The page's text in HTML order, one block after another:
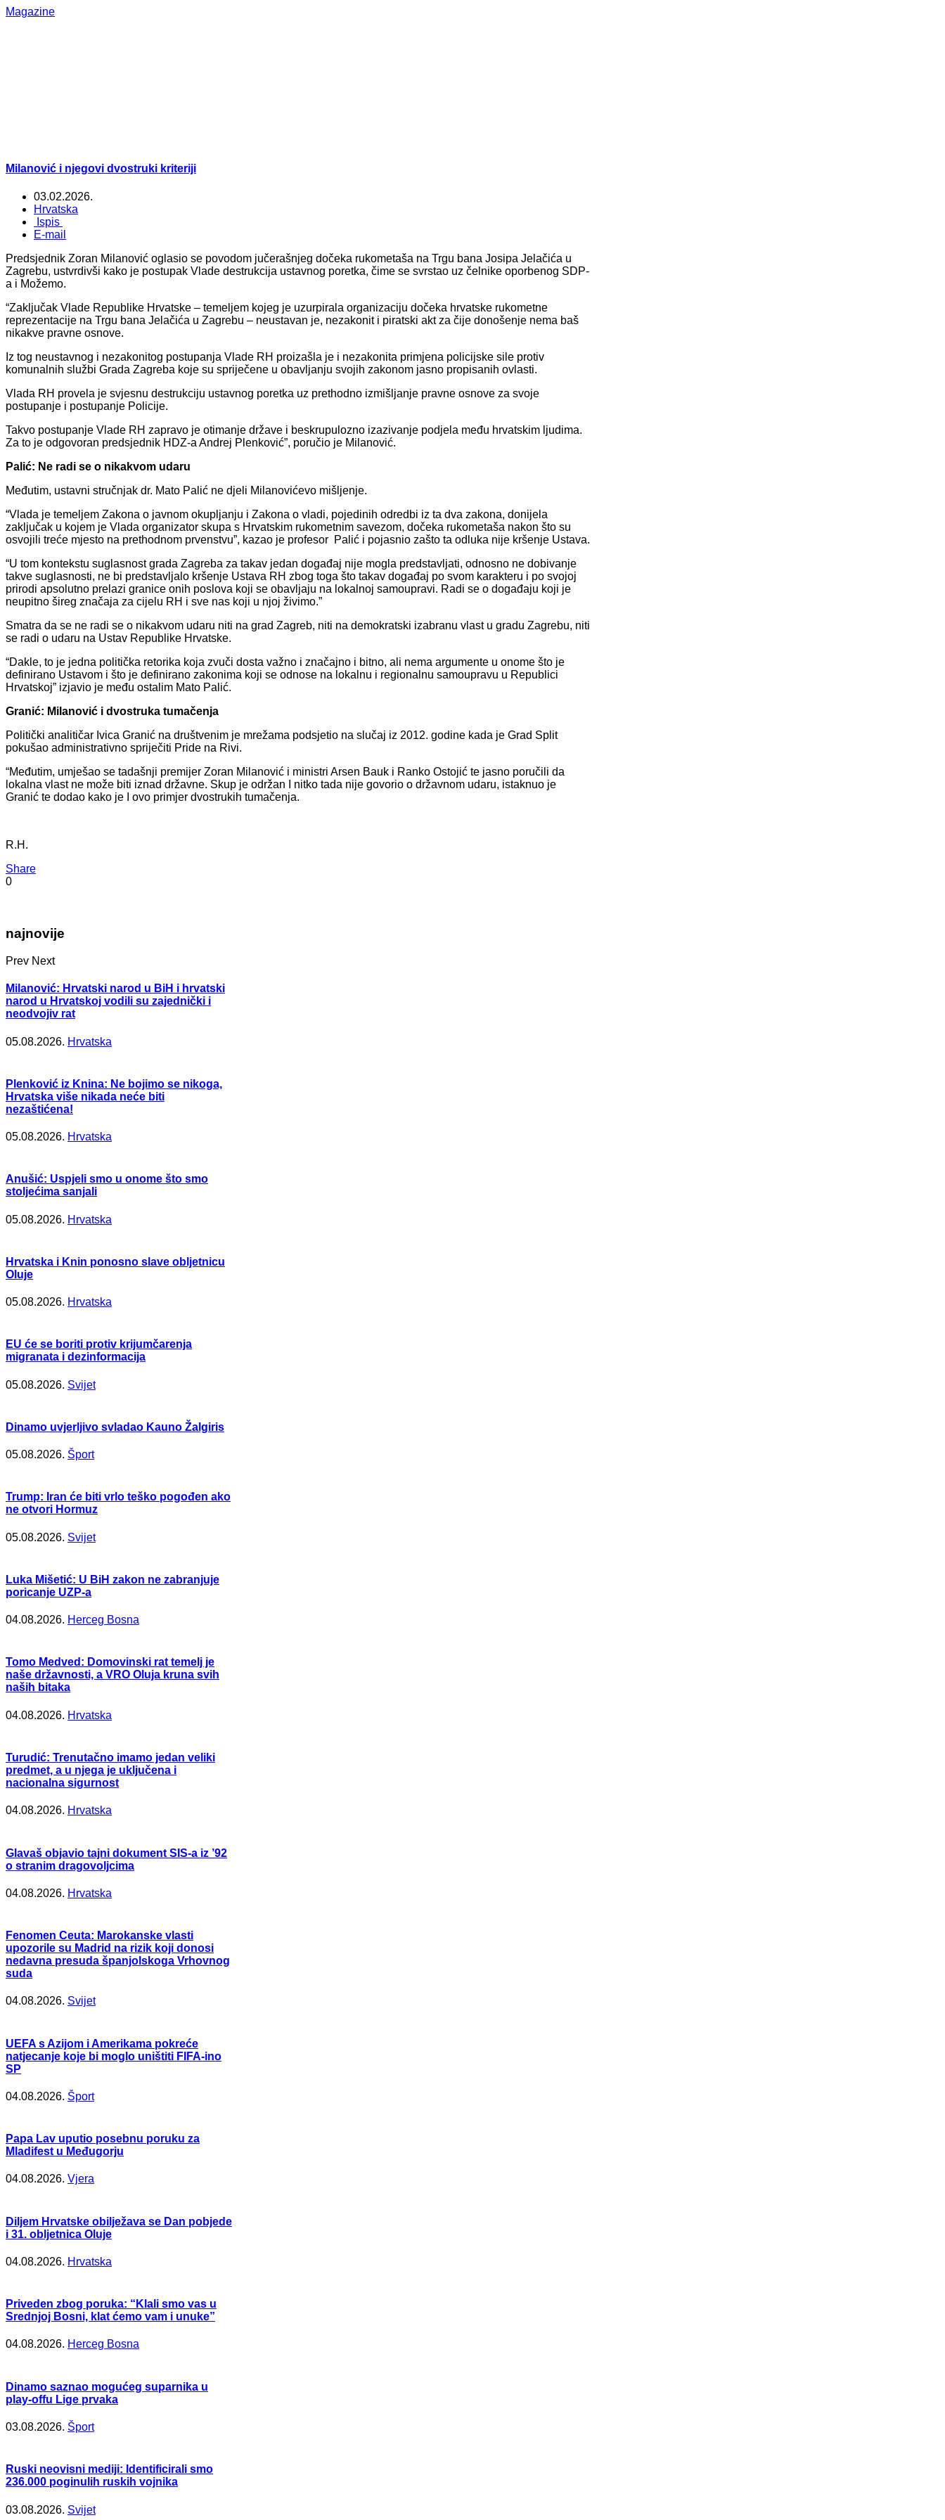
Magazine
Milanović i njegovi dvostruki kriteriji
03.02.2026.
Hrvatska
Ispis
E-mail
Predsjednik Zoran Milanović oglasio se povodom jučerašnjeg dočeka rukometaša na Trgu bana Josipa Jelačića u
Zagrebu, ustvrdivši kako je postupak Vlade destrukcija ustavnog poretka, čime se svrstao uz čelnike oporbenog SDP-
a i Možemo.
“Zaključak Vlade Republike Hrvatske – temeljem kojeg je uzurpirala organizaciju dočeka hrvatske rukometne
reprezentacije na Trgu bana Jelačića u Zagrebu – neustavan je, nezakonit i piratski akt za čije donošenje nema baš
nikakve pravne osnove.
Iz tog neustavnog i nezakonitog postupanja Vlade RH proizašla je i nezakonita primjena policijske sile protiv
komunalnih službi Grada Zagreba koje su spriječene u obavljanju svojih zakonom jasno propisanih ovlasti.
Vlada RH provela je svjesnu destrukciju ustavnog poretka uz prethodno izmišljanje pravne osnove za svoje
postupanje i postupanje Policije.
Takvo postupanje Vlade RH zapravo je otimanje države i beskrupulozno izazivanje podjela među hrvatskim ljudima.
Za to je odgovoran predsjednik HDZ-a Andrej Plenković”, poručio je Milanović.
Palić: Ne radi se o nikakvom udaru
Međutim, ustavni stručnjak dr. Mato Palić ne djeli Milanovićevo mišljenje.
“Vlada je temeljem Zakona o javnom okupljanju i Zakona o vladi, pojedinih odredbi iz ta dva zakona, donijela
zaključak u kojem je Vlada organizator skupa s Hrvatskim rukometnim savezom, dočeka rukometaša nakon što su
osvojili treće mjesto na prethodnom prvenstvu”, kazao je profesor Palić i pojasnio zašto ta odluka nije kršenje Ustava.
“U tom kontekstu suglasnost grada Zagreba za takav jedan događaj nije mogla predstavljati, odnosno ne dobivanje
takve suglasnosti, ne bi predstavljalo kršenje Ustava RH zbog toga što takav događaj po svom karakteru i po svojoj
prirodi apsolutno prelazi granice onih poslova koji se obavljaju na lokalnoj samoupravi. Radi se o događaju koji je
neupitno šireg značaja za cijelu RH i sve nas koji u njoj živimo.”
Smatra da se ne radi se o nikakvom udaru niti na grad Zagreb, niti na demokratski izabranu vlast u gradu Zagrebu, niti
se radi o udaru na Ustav Republike Hrvatske.
“Dakle, to je jedna politička retorika koja zvuči dosta važno i značajno i bitno, ali nema argumente u onome što je
definirano Ustavom i što je definirano zakonima koji se odnose na lokalnu i regionalnu samoupravu u Republici
Hrvatskoj” izjavio je među ostalim Mato Palić.
Granić: Milanović i dvostruka tumačenja
Politički analitičar Ivica Granić na društvenim je mrežama podsjetio na slučaj iz 2012. godine kada je Grad Split
pokušao administrativno spriječiti Pride na Rivi.
“Međutim, umješao se tadašnji premijer Zoran Milanović i ministri Arsen Bauk i Ranko Ostojić te jasno poručili da
lokalna vlast ne može biti iznad državne. Skup je održan I nitko tada nije govorio o državnom udaru, istaknuo je
Granić te dodao kako je I ovo primjer dvostrukih tumačenja.
R.H.
Share
0
najnovije
Prev Next
Milanović: Hrvatski narod u BiH i hrvatski
narod u Hrvatskoj vodili su zajednički i
neodvojiv rat
05.08.2026. Hrvatska
Plenković iz Knina: Ne bojimo se nikoga,
Hrvatska više nikada neće biti
nezaštićena!
05.08.2026. Hrvatska
Anušić: Uspjeli smo u onome što smo
stoljećima sanjali
05.08.2026. Hrvatska
Hrvatska i Knin ponosno slave obljetnicu
Oluje
05.08.2026. Hrvatska
EU će se boriti protiv krijumčarenja
migranata i dezinformacija
05.08.2026. Svijet
Dinamo uvjerljivo svladao Kauno Žalgiris
05.08.2026. Šport
Trump: Iran će biti vrlo teško pogođen ako
ne otvori Hormuz
05.08.2026. Svijet
Luka Mišetić: U BiH zakon ne zabranjuje
poricanje UZP-a
04.08.2026. Herceg Bosna
Tomo Medved: Domovinski rat temelj je
naše državnosti, a VRO Oluja kruna svih
naših bitaka
04.08.2026. Hrvatska
Turudić: Trenutačno imamo jedan veliki
predmet, a u njega je uključena i
nacionalna sigurnost
04.08.2026. Hrvatska
Glavaš objavio tajni dokument SIS-a iz ’92
o stranim dragovoljcima
04.08.2026. Hrvatska
Fenomen Ceuta: Marokanske vlasti
upozorile su Madrid na rizik koji donosi
nedavna presuda španjolskoga Vrhovnog
suda
04.08.2026. Svijet
UEFA s Azijom i Amerikama pokreće
natjecanje koje bi moglo uništiti FIFA-ino
SP
04.08.2026. Šport
Papa Lav uputio posebnu poruku za
Mladifest u Međugorju
04.08.2026. Vjera
Diljem Hrvatske obilježava se Dan pobjede
i 31. obljetnica Oluje
04.08.2026. Hrvatska
Priveden zbog poruka: “Klali smo vas u
Srednjoj Bosni, klat ćemo vam i unuke”
04.08.2026. Herceg Bosna
Dinamo saznao mogućeg suparnika u
play-offu Lige prvaka
03.08.2026. Šport
Ruski neovisni mediji: Identificirali smo
236.000 poginulih ruskih vojnika
03.08.2026. Svijet